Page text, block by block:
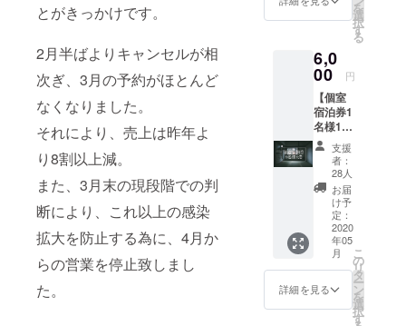
とがきっかけです。
2月半ばよりキャンセルが相
次ぎ、3月の予約がほとんど
なくなりました。
それにより、売上は昨年よ
り8割以上減。
また、3月末の現段階での判
断により、これ以上の感染
拡大を防止する為に、4月か
らの営業を停止致しまし
た。
5月末ま
で
グのリ
する」
旨をお
伝え下
さい。
※空室が
あれ
ば、女
性専用
ドミト
リーも
選択可
能で
す。 ※
使用期
間：ク
ファン
ディン
日常を
味わい
らして
下さい
◎ 〈ド
リンク
券のお
渡し方
法〉 リ
ターン
確定
後、受
付番号
付きの
を送ら
せて頂
宅で、
なりの
朝ごは
んを再
現して
みて下
さい！
〈内
容〉 ①
贅沢だ
8g×10p
②越後
白味噌
300g ③
おかず
味噌
お出し
してい
その中
でも定
番とし
て置い
ている
のが
「今代
司酒
造 純
米酒天
然水仕
み」。
米だけ
で作ら
れた、
まっす
を
選
択
す
る
6,0
00 円
【個室
宿泊券1
名様1
泊】 個
室（和
室）に
てご宿
泊頂け
ます。
宿泊に
は、併
設のbar
にて使
用可能
な1ドリ
ンク券
支援
者：
28人
お届
け予
定：
2020
年05
月
詳細を見る
こ
の
リ
タ
ー
ン
を
選
択
す